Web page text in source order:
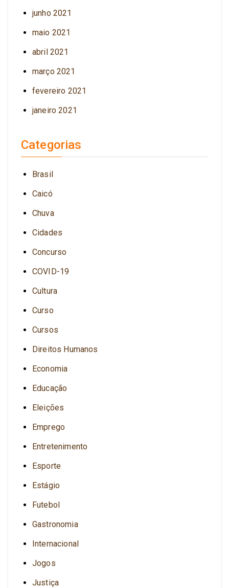
junho 2021
maio 2021
abril 2021
março 2021
fevereiro 2021
janeiro 2021
Categorias
Brasil
Caicó
Chuva
Cidades
Concurso
COVID-19
Cultura
Curso
Cursos
Direitos Humanos
Economia
Educação
Eleições
Emprego
Entretenimento
Esporte
Estágio
Futebol
Gastronomia
Internacional
Jogos
Justiça